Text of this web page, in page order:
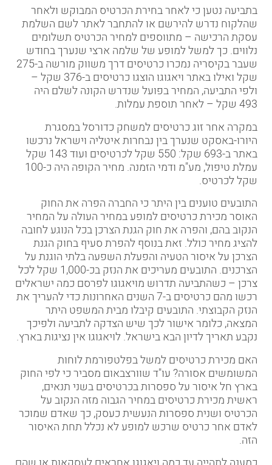
בתביעה נטען כי לאחר בחירת הכרטיס המבוקש ולאחר
שהלקוח נדרש להירשם או להתחבר לאתר לשם השלמת
עסקת הרכישה – מתווספים למחיר הכרטיס תשלומים
נלווים. כך למשל למופע של שלמה ארצי שנערך בחודש
שעבר בקיסריה נמכרו כרטיסים דרך משווק מורשה ב-275
שקל ואילו באתר ויאגוגו הוצגו כרטיסים ב-376 שקל –
ולפי התביעה, המחיר בפועל שנדרש הקונה לשלם היה
493 שקל – לאחר תוספת עמלות.
במקרה אחר זוג כרטיסים למשחק כדורסל במסגרת
היורו-באסקט שנערך בין נבחרות איטליה וישראל נרכשו
באתר ב-693 שקל: 550 שקל לכרטיסים ועוד 143 שקל
עמלת טיפול, מע"מ ודמי הזמנה. מחיר הקופה היה כ-100
שקל לכרטיס.
התובעים טוענים בין היתר כי החברה הפרה את החוק
האוסר מכירת כרטיסים למופע במחיר העולה על המחיר
הנקוב בהם, והפרה את חוק הגנת הצרכן בכל הנוגע לחובה
להציג מחיר כולל. זאת בנוסף להפרת סעיף בחוק הגנת
הצרכן על איסור הטעיה והפעלת השפעה בלתי הוגנת על
הצרכנים. התובעים מעריכים את הנזק בכ-1,000 שקל לכל
צרכן – כשהתביעה תדרוש מויאגוגו לפרסם כמה ישראלים
רכשו מהם כרטיסים ב-7 השנים האחרונות כדי להעריך את
הנזק הקבוצתי. התובעים קיבלו מבית המשפט היתר
המצאה, כלומר אישור לכך שיש הצדקה לתביעה ולפיכך
נקבע תאריך לדיון הבא בישראל. לויאגוגו אין נציגות בארץ.
האם מכירת כרטיסים למשל בפלטפורמת לוחות
המשומשים אסורה? עו"ד שוורצבאום מסביר כי לפי החוק
בארץ חל איסור על ספסרות בכרטיסים בשני תנאים,
ראשית מכירת כרטיסים במחיר הגבוה מזה הנקוב על
הכרטיס ושנית ספסרות הנעשית כעסק, כך שאדם שמוכר
לאדם אחר כרטיס שרכש למופע לא נכלל תחת האיסור
הזה.